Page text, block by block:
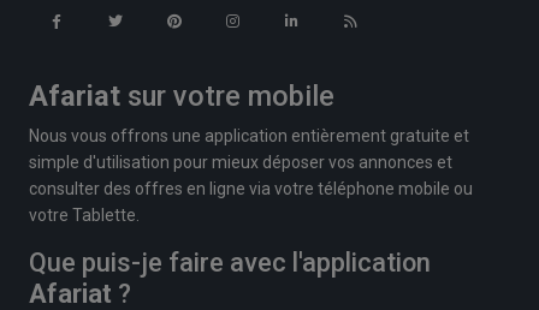
Afariat sur votre mobile
Nous vous offrons une application entièrement gratuite et
simple d'utilisation pour mieux déposer vos annonces et
consulter des offres en ligne via votre téléphone mobile ou
votre Tablette.
Que puis-je faire avec l'application
Afariat ?